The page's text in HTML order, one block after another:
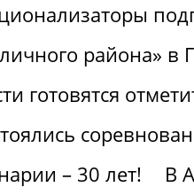
района» в
готовятся
– 30 лет!
В